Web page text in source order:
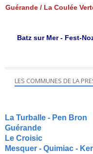
Guérande / La Coulée
Batz sur Mer - Fest-
LES COMMUNES DE LA
La Turballe - Pen Bron
Guérande
Le Croisic
Mesquer - Quimiac -